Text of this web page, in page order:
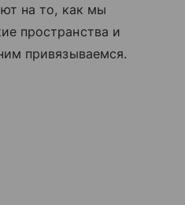
на то, как мы
пространства и
привязываемся.